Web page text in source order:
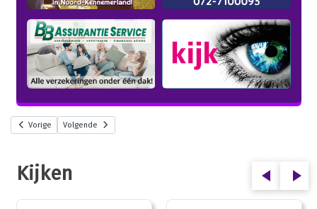
Vorige Volgende
Kijken